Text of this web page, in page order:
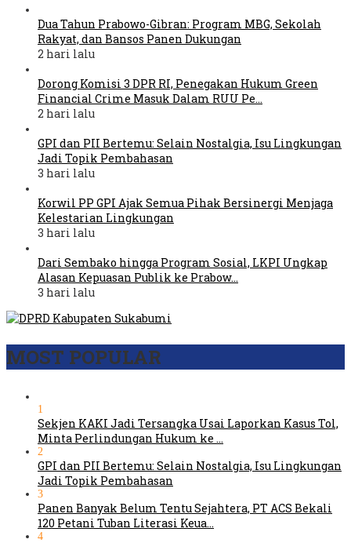
Dua Tahun Prabowo-Gibran: Program MBG, Sekolah
Rakyat, dan Bansos Panen Dukungan
2 hari lalu
Dorong Komisi 3 DPR RI, Penegakan Hukum Green
Financial Crime Masuk Dalam RUU Pe…
2 hari lalu
GPI dan PII Bertemu: Selain Nostalgia, Isu Lingkungan
Jadi Topik Pembahasan
3 hari lalu
Korwil PP GPI Ajak Semua Pihak Bersinergi Menjaga
Kelestarian Lingkungan
3 hari lalu
Dari Sembako hingga Program Sosial, LKPI Ungkap
Alasan Kepuasan Publik ke Prabow…
3 hari lalu
MOST POPULAR
1
Sekjen KAKI Jadi Tersangka Usai Laporkan Kasus Tol,
Minta Perlindungan Hukum ke …
2
GPI dan PII Bertemu: Selain Nostalgia, Isu Lingkungan
Jadi Topik Pembahasan
3
Panen Banyak Belum Tentu Sejahtera, PT ACS Bekali
120 Petani Tuban Literasi Keua…
4